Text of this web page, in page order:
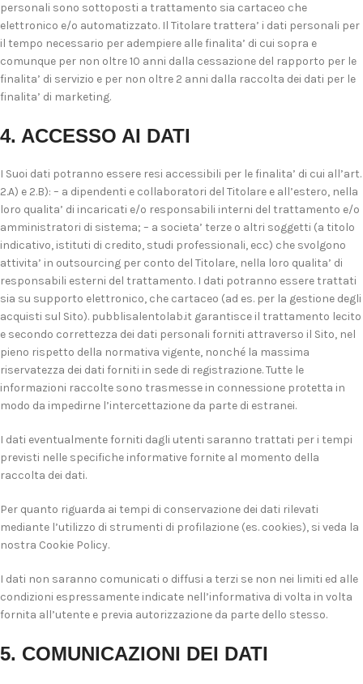
personali sono sottoposti a trattamento sia cartaceo che
elettronico e/o automatizzato. Il Titolare trattera’ i dati personali per
il tempo necessario per adempiere alle finalita’ di cui sopra e
comunque per non oltre 10 anni dalla cessazione del rapporto per le
finalita’ di servizio e per non oltre 2 anni dalla raccolta dei dati per le
finalita’ di marketing.
4. ACCESSO AI DATI
I Suoi dati potranno essere resi accessibili per le finalita’ di cui all’art.
2.A) e 2.B): – a dipendenti e collaboratori del Titolare e all’estero, nella
loro qualita’ di incaricati e/o responsabili interni del trattamento e/o
amministratori di sistema; – a societa’ terze o altri soggetti (a titolo
indicativo, istituti di credito, studi professionali, ecc) che svolgono
attivita’ in outsourcing per conto del Titolare, nella loro qualita’ di
responsabili esterni del trattamento. I dati potranno essere trattati
sia su supporto elettronico, che cartaceo (ad es. per la gestione degli
acquisti sul Sito). pubblisalentolab.it garantisce il trattamento lecito
e secondo correttezza dei dati personali forniti attraverso il Sito, nel
pieno rispetto della normativa vigente, nonché la massima
riservatezza dei dati forniti in sede di registrazione. Tutte le
informazioni raccolte sono trasmesse in connessione protetta in
modo da impedirne l’intercettazione da parte di estranei.
I dati eventualmente forniti dagli utenti saranno trattati per i tempi
previsti nelle specifiche informative fornite al momento della
raccolta dei dati.
Per quanto riguarda ai tempi di conservazione dei dati rilevati
mediante l’utilizzo di strumenti di profilazione (es. cookies), si veda la
nostra Cookie Policy.
I dati non saranno comunicati o diffusi a terzi se non nei limiti ed alle
condizioni espressamente indicate nell’informativa di volta in volta
fornita all’utente e previa autorizzazione da parte dello stesso.
5. COMUNICAZIONI DEI DATI